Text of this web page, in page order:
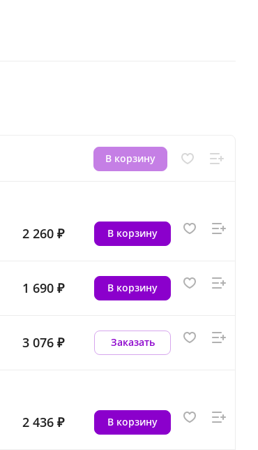
В корзину
2 260 ₽ В корзину
1 690 ₽ В корзину
3 076 ₽ Заказать
2 436 ₽ В корзину